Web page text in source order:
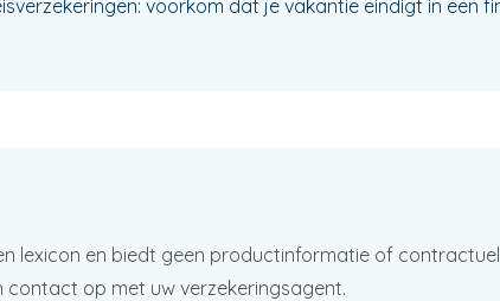
voorkom dat je vakantie eindigt in een
lexicon en biedt geen productinformatie of
op met uw verzekeringsagent.